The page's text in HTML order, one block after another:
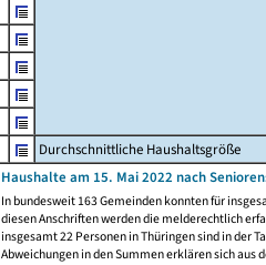
Durchschnittliche Haushaltsgröße
Haushalte am 15. Mai 2022 nach
In bundesweit 163 Gemeinden konnten für
diesen Anschriften werden die melderechtlich
insgesamt 22 Personen in Thüringen sind in der
Abweichungen in den Summen erklären sich